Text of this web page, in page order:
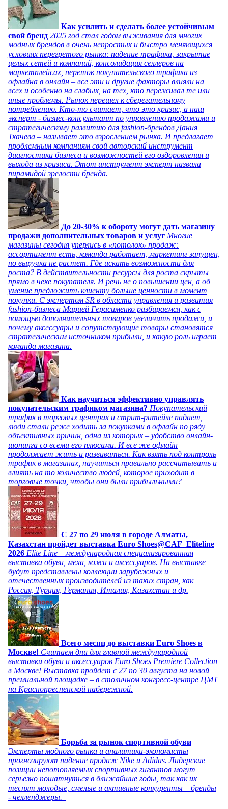
Как усилить и сделать более устойчивым
свой бренд 2025 год стал годом выживания для многих
модных брендов в очень непростых и быстро меняющихся
условиях перегретого рынка: падение трафика, закрытие
целых сетей и компаний, консолидация селлеров на
маркетплейсах, переток покупательского трафика из
офлайна в онлайн – все эти и другие факторы влияли на
всех и особенно на слабых, на тех, кто переживал те или
иные проблемы. Рынок перешел к сберегательному
потреблению. Кто-то считает, что это кризис, а наш
эксперт - бизнес-консультант по управлению продажами и
стратегическому развитию для fashion-брендов Дания
Ткачева – называет это взрослением рынка. И предлагает
проблемным компаниям свой авторский инструмент
диагностики бизнеса и возможностей его оздоровления и
выхода из кризиса. Этот инструмент эксперт назвала
пирамидой зрелости бренда.
До 20-30% к обороту могут дать магазину
продажи дополнительных товаров и услуг Многие
магазины сегодня уперлись в «потолок» продаж:
ассортимент есть, команда работает, маркетинг запущен,
но выручка не растет. Где искать возможности для
роста? В действительности ресурсы для роста скрыты
прямо в чеке покупателя. И речь не о повышении цен, а об
умение предложить клиенту больше ценности в момент
покупки. С экспертом SR в области управления и развития
fashion-бизнеса Марией Герасименко разбираемся, как с
помощью дополнительных товаров увеличить продажи, и
почему аксессуары и сопутствующие товары становятся
стратегическим источником прибыли, и какую роль играет
команда магазина.
Как научиться эффективно управлять
покупательским трафиком магазина? Покупательский
трафик в торговых центрах и стрит-ритейле падает,
люди стали реже ходить за покупками в офлайн по ряду
объективных причин, одна из которых – удобство онлайн-
шопинга со всеми его плюсами. И все же офлайн
продолжает жить и развиваться. Как взять под контроль
трафик в магазинах, научиться правильно рассчитывать и
влиять на то количество людей, которое приходит в
торговые точки, чтобы они были прибыльными?
C 27 по 29 июля в городе Алматы,
Казахстан пройдет выставка Euro Shoes@CAF_Eliteline
2026 Elite Line – международная специализированная
выставка обуви, меха, кожи и аксессуаров. На выставке
будут представлены коллекции зарубежных и
отечественных производителей из таких стран, как
Россия, Турция, Германия, Италия, Казахстан и др.
Всего месяц до выставки Euro Shoes в
Москве! Считаем дни для главной международной
выставки обуви и аксессуаров Euro Shoes Premiere Collection
в Москве! Выставка пройдет с 27 по 30 августа на новой
премиальной площадке – в столичном конгресс-центре ЦМТ
на Краснопресненской набережной.
Борьба за рынок спортивной обуви
Эксперты модного рынка и аналитики-экономисты
прогнозируют падение продаж Nike и Adidas. Лидерские
позиции непотопляемых спортивных гигантов могут
серьезно пошатнуться в ближайшие годы, так как их
теснят молодые, смелые и активные конкуренты – бренды
- челленджеры.